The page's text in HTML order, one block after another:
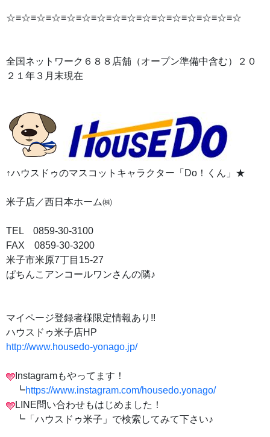
☆≡☆≡☆≡☆≡☆≡☆≡☆≡☆≡☆≡☆≡☆≡☆≡☆≡☆≡☆≡☆
全国ネットワーク６８８店舗（オープン準備中含む）２０
２１年３月末現在
↑ハウスドゥのマスコットキャラクター「Do！くん」★
米子店／西日本ホーム㈱
TEL 0859-30-3100
FAX 0859-30-3200
米子市米原7丁目15-27
ぱちんこアンコールワンさんの隣♪
マイページ登録者様限定情報あり!!
ハウスドゥ米子店HP
http://www.housedo-yonago.jp/
Instagramもやってます！
┗https://www.instagram.com/housedo.yonago/
LINE問い合わせもはじめました！
┗「ハウスドゥ米子」で検索してみて下さい♪